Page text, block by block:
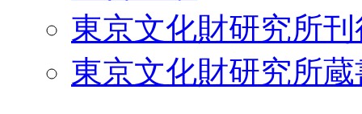
東京文化財研究所
東京文化財研究所